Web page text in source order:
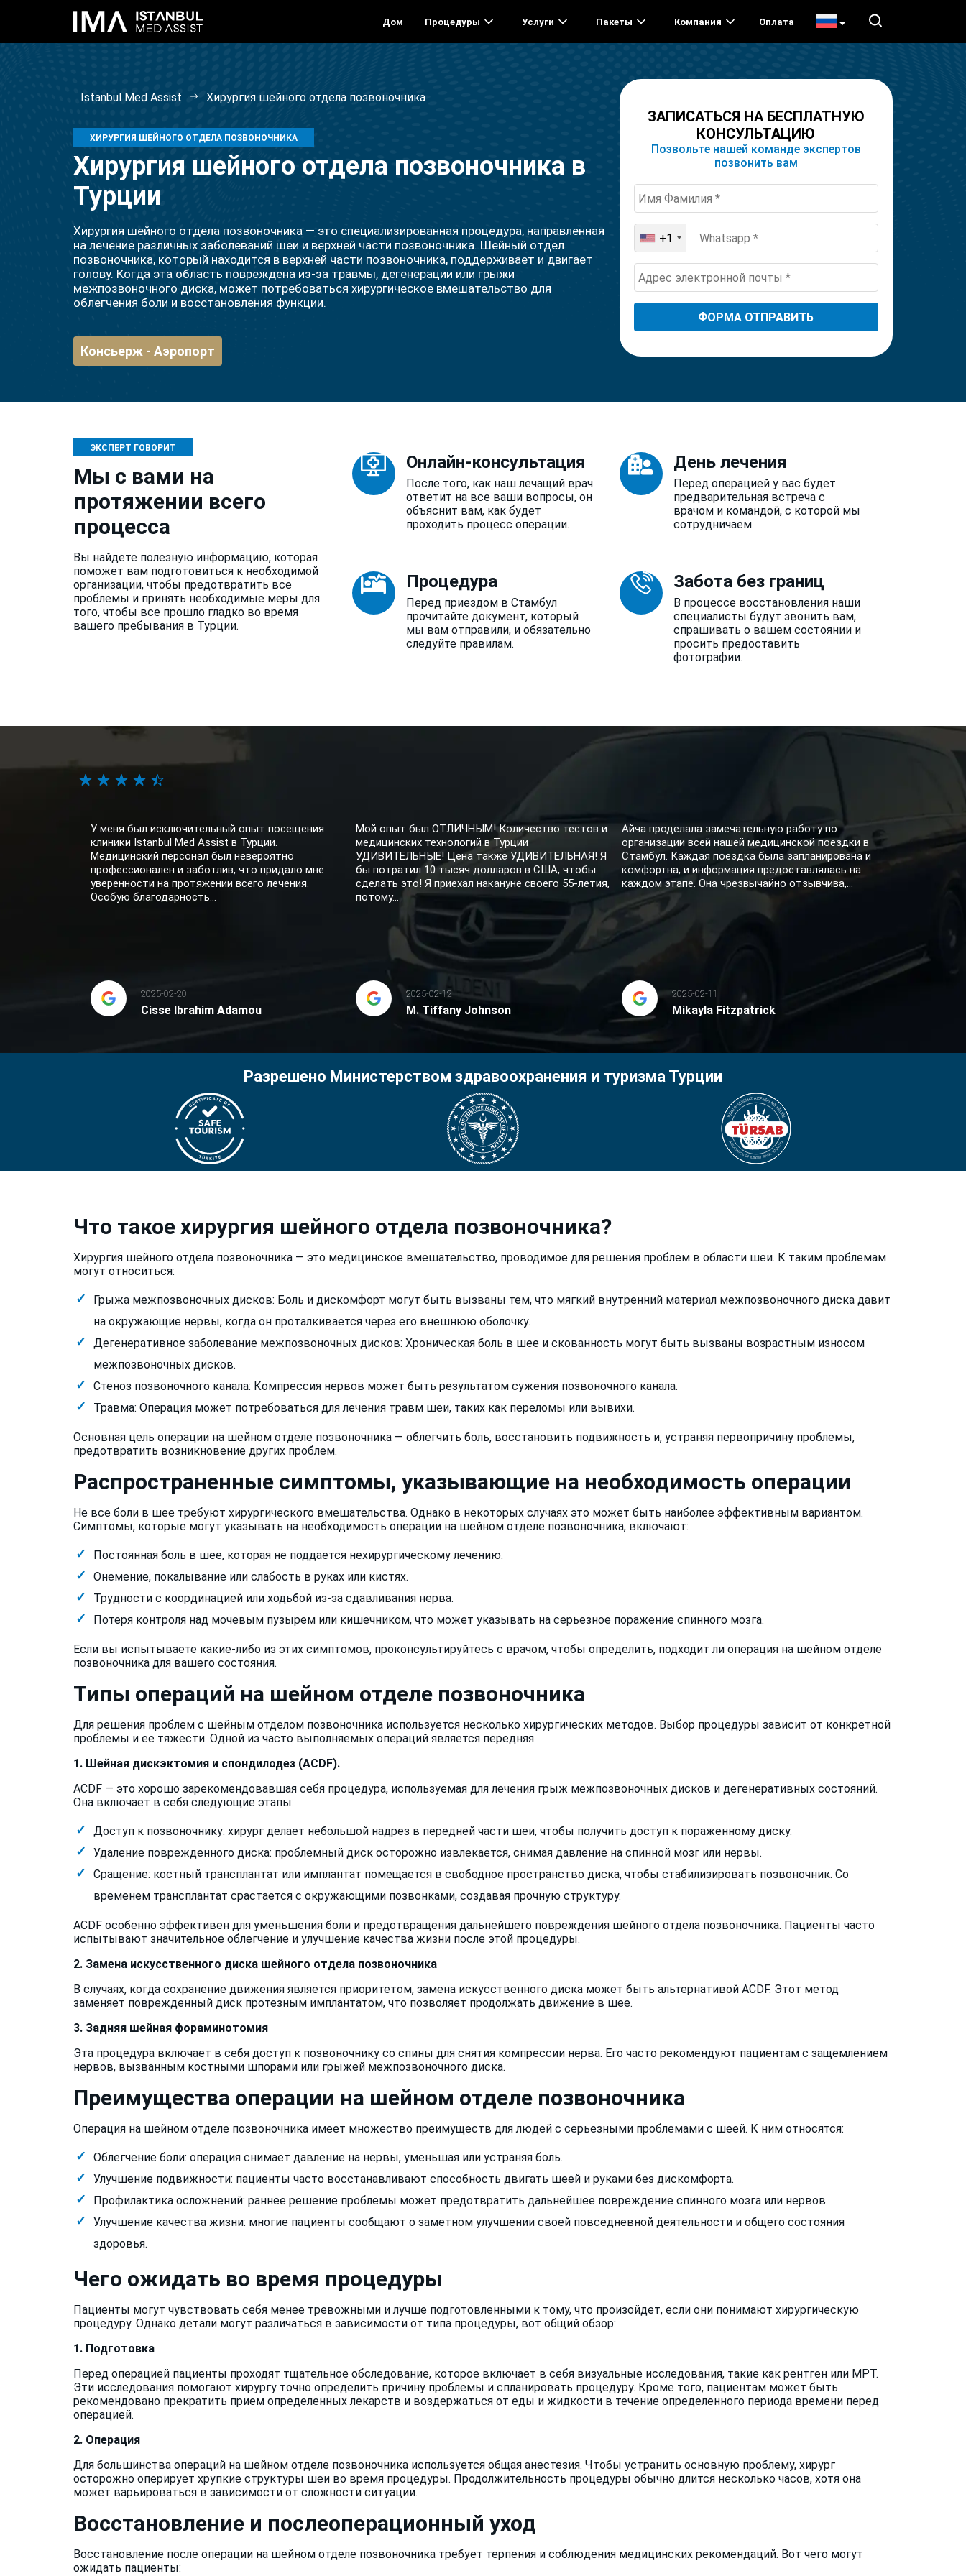
Дом Процедуры Услуги Пакеты Компания Оплата
Istanbul Med Assist Хирургия шейного отдела позвоночника
ХИРУРГИЯ ШЕЙНОГО ОТДЕЛА ПОЗВОНОЧНИКА
Хирургия шейного отдела позвоночника в
Турции
Хирургия шейного отдела позвоночника — это специализированная процедура, направленная
на лечение различных заболеваний шеи и верхней части позвоночника. Шейный отдел
позвоночника, который находится в верхней части позвоночника, поддерживает и двигает
голову. Когда эта область повреждена из-за травмы, дегенерации или грыжи
межпозвоночного диска, может потребоваться хирургическое вмешательство для
облегчения боли и восстановления функции.
Консьерж - Аэропорт
ЗАПИСАТЬСЯ НА БЕСПЛАТНУЮ
КОНСУЛЬТАЦИЮ
Позвольте нашей команде экспертов
позвонить вам
United
States
+1
+1
ЭКСПЕРТ ГОВОРИТ
Мы с вами на
протяжении всего
процесса
Вы найдете полезную информацию, которая
поможет вам подготовиться к необходимой
организации, чтобы предотвратить все
проблемы и принять необходимые меры для
того, чтобы все прошло гладко во время
вашего пребывания в Турции.
Онлайн-консультация
После того, как наш лечащий врач
ответит на все ваши вопросы, он
объяснит вам, как будет
проходить процесс операции.
День лечения
Перед операцией у вас будет
предварительная встреча с
врачом и командой, с которой мы
сотрудничаем.
Процедура
Перед приездом в Стамбул
прочитайте документ, который
мы вам отправили, и обязательно
следуйте правилам.
Забота без границ
В процессе восстановления наши
специалисты будут звонить вам,
спрашивать о вашем состоянии и
просить предоставить
фотографии.
У меня был исключительный опыт посещения
клиники Istanbul Med Assist в Турции.
Медицинский персонал был невероятно
профессионален и заботлив, что придало мне
уверенности на протяжении всего лечения.
Особую благодарность...
2025-02-20
Cisse Ibrahim Adamou
Мой опыт был ОТЛИЧНЫМ! Количество тестов и
медицинских технологий в Турции
УДИВИТЕЛЬНЫЕ! Цена также УДИВИТЕЛЬНАЯ! Я
бы потратил 10 тысяч долларов в США, чтобы
сделать это! Я приехал накануне своего 55-летия,
потому...
2025-02-12
M. Tiffany Johnson
Айча проделала замечательную работу по
организации всей нашей медицинской поездки в
Стамбул. Каждая поездка была запланирована и
комфортна, и информация предоставлялась на
каждом этапе. Она чрезвычайно отзывчива,...
2025-02-11
Mikayla Fitzpatrick
Разрешено Министерством здравоохранения и туризма Турции
Что такое хирургия шейного отдела позвоночника?
Хирургия шейного отдела позвоночника — это медицинское вмешательство, проводимое для решения проблем в области шеи. К таким проблемам
могут относиться:
Грыжа межпозвоночных дисков: Боль и дискомфорт могут быть вызваны тем, что мягкий внутренний материал межпозвоночного диска давит
на окружающие нервы, когда он проталкивается через его внешнюю оболочку.
Дегенеративное заболевание межпозвоночных дисков: Хроническая боль в шее и скованность могут быть вызваны возрастным износом
межпозвоночных дисков.
Стеноз позвоночного канала: Компрессия нервов может быть результатом сужения позвоночного канала.
Травма: Операция может потребоваться для лечения травм шеи, таких как переломы или вывихи.
Основная цель операции на шейном отделе позвоночника — облегчить боль, восстановить подвижность и, устраняя первопричину проблемы,
предотвратить возникновение других проблем.
Распространенные симптомы, указывающие на необходимость операции
Не все боли в шее требуют хирургического вмешательства. Однако в некоторых случаях это может быть наиболее эффективным вариантом.
Симптомы, которые могут указывать на необходимость операции на шейном отделе позвоночника, включают:
Постоянная боль в шее, которая не поддается нехирургическому лечению.
Онемение, покалывание или слабость в руках или кистях.
Трудности с координацией или ходьбой из-за сдавливания нерва.
Потеря контроля над мочевым пузырем или кишечником, что может указывать на серьезное поражение спинного мозга.
Если вы испытываете какие-либо из этих симптомов, проконсультируйтесь с врачом, чтобы определить, подходит ли операция на шейном отделе
позвоночника для вашего состояния.
Типы операций на шейном отделе позвоночника
Для решения проблем с шейным отделом позвоночника используется несколько хирургических методов. Выбор процедуры зависит от конкретной
проблемы и ее тяжести. Одной из часто выполняемых операций является передняя
1. Шейная дискэктомия и спондилодез (ACDF).
ACDF — это хорошо зарекомендовавшая себя процедура, используемая для лечения грыж межпозвоночных дисков и дегенеративных состояний.
Она включает в себя следующие этапы:
Доступ к позвоночнику: хирург делает небольшой надрез в передней части шеи, чтобы получить доступ к пораженному диску.
Удаление поврежденного диска: проблемный диск осторожно извлекается, снимая давление на спинной мозг или нервы.
Сращение: костный трансплантат или имплантат помещается в свободное пространство диска, чтобы стабилизировать позвоночник. Со
временем трансплантат срастается с окружающими позвонками, создавая прочную структуру.
ACDF особенно эффективен для уменьшения боли и предотвращения дальнейшего повреждения шейного отдела позвоночника. Пациенты часто
испытывают значительное облегчение и улучшение качества жизни после этой процедуры.
2. Замена искусственного диска шейного отдела позвоночника
В случаях, когда сохранение движения является приоритетом, замена искусственного диска может быть альтернативой ACDF. Этот метод
заменяет поврежденный диск протезным имплантатом, что позволяет продолжать движение в шее.
3. Задняя шейная фораминотомия
Эта процедура включает в себя доступ к позвоночнику со спины для снятия компрессии нерва. Его часто рекомендуют пациентам с защемлением
нервов, вызванным костными шпорами или грыжей межпозвоночного диска.
Преимущества операции на шейном отделе позвоночника
Операция на шейном отделе позвоночника имеет множество преимуществ для людей с серьезными проблемами с шеей. К ним относятся:
Облегчение боли: операция снимает давление на нервы, уменьшая или устраняя боль.
Улучшение подвижности: пациенты часто восстанавливают способность двигать шеей и руками без дискомфорта.
Профилактика осложнений: раннее решение проблемы может предотвратить дальнейшее повреждение спинного мозга или нервов.
Улучшение качества жизни: многие пациенты сообщают о заметном улучшении своей повседневной деятельности и общего состояния
здоровья.
Чего ожидать во время процедуры
Пациенты могут чувствовать себя менее тревожными и лучше подготовленными к тому, что произойдет, если они понимают хирургическую
процедуру. Однако детали могут различаться в зависимости от типа процедуры, вот общий обзор:
1. Подготовка
Перед операцией пациенты проходят тщательное обследование, которое включает в себя визуальные исследования, такие как рентген или МРТ.
Эти исследования помогают хирургу точно определить причину проблемы и спланировать процедуру. Кроме того, пациентам может быть
рекомендовано прекратить прием определенных лекарств и воздержаться от еды и жидкости в течение определенного периода времени перед
операцией.
2. Операция
Для большинства операций на шейном отделе позвоночника используется общая анестезия. Чтобы устранить основную проблему, хирург
осторожно оперирует хрупкие структуры шеи во время процедуры. Продолжительность процедуры обычно длится несколько часов, хотя она
может варьироваться в зависимости от сложности ситуации.
Восстановление и послеоперационный уход
Восстановление после операции на шейном отделе позвоночника требует терпения и соблюдения медицинских рекомендаций. Вот чего могут
ожидать пациенты: